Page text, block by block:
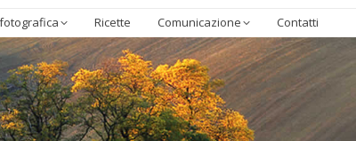
Ricette Comunicazione Contatti